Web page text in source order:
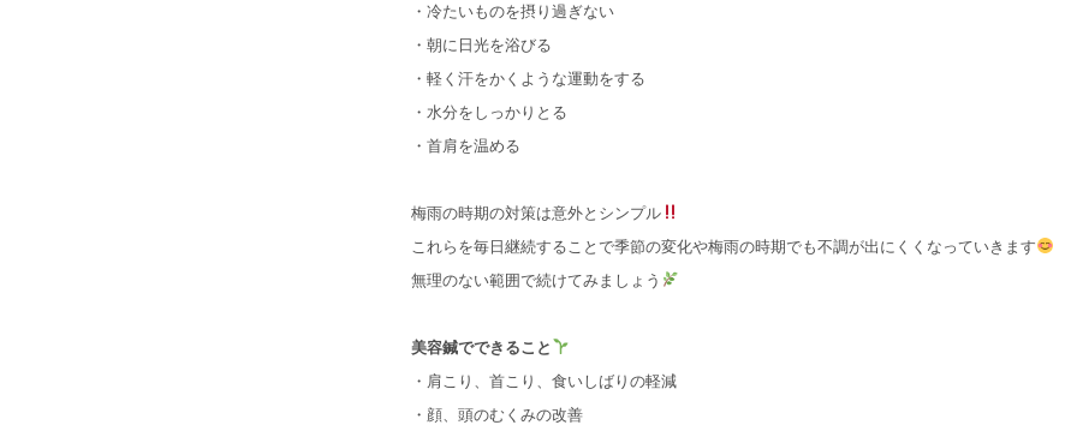
・冷たいものを摂り過ぎない
・朝に日光を浴びる
・軽く汗をかくような運動をする
・水分をしっかりとる
・首肩を温める
梅雨の時期の対策は意外とシンプル
これらを毎日継続することで季節の変化や梅雨の時期でも不調が出にくくなっていきます
無理のない範囲で続けてみましょう
美容鍼でできること
・肩こり、首こり、食いしばりの軽減
・顔、頭のむくみの改善